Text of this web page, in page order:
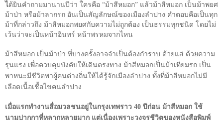
ได้ยินคำถามมานานปีว่า ใครคือ “ม้าสีหมอก” แล้วม้าสีหมอก เป็นม้าพยศ
ม้าป่า หรือม้าลากรถ อันเป็นสัญลักษณ์ของเมืองลำปาง คำตอบคือเป็นทุก
ม้าที่กล่าวถึง ม้าสีหมอกพยศกับความไม่ถูกต้อง เป็นธรรมทุกชนิด โดยไม่
เว้นว่าจะเป็นหน้าอินทร์ หน้าพรหมจากไหน
ม้าสีหมอก เป็นม้าป่า ที่บางครั้งอาจจำเป็นต้องกำราบ ด้วยแส่ ด้วยความ
รุนแรง เพื่อควบคุมบังคับให้เดินตรงทาง ม้าสีหมอกเป็นม้าเทียมรถ เป็น
พาหนะมีชีวิตพาผู้คนต่างถิ่นให้ได้รู้จักเมืองลำปาง ทั้งที่ม้าสีหมอกไม่มี
เลือดเนื้อเชื้อไขคนลำปาง
เมื่อแรกทำงานสื่อมวลชนอยู่ในกรุงเทพราว 40 ปีก่อน ม้าสีหมอก ใช้
นามปากกาที่หลากหลายมาก แต่เนื่องเพราะวงจรชีวิตของหนังสือพิมพ์